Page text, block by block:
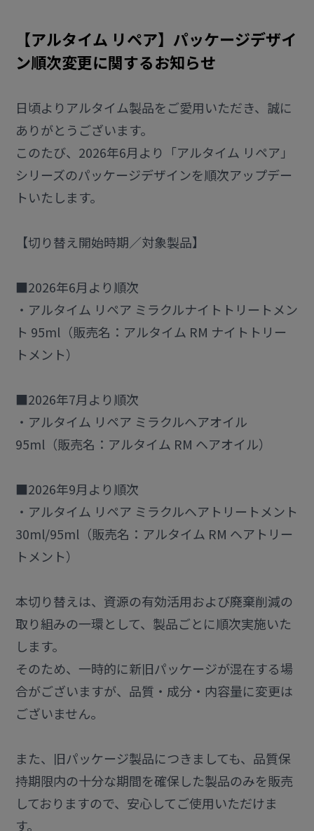
【アルタイム リペア】パッケージデザイ
ン順次変更に関するお知らせ
日頃よりアルタイム製品をご愛用いただき、誠に
ありがとうございます。
このたび、2026年6月より「アルタイム リペア」
シリーズのパッケージデザインを順次アップデー
トいたします。
【切り替え開始時期／対象製品】
■2026年6月より順次
・アルタイム リペア ミラクルナイトトリートメン
ト 95ml（販売名：アルタイム RM ナイトトリー
トメント）
■2026年7月より順次
・アルタイム リペア ミラクルヘアオイル
95ml（販売名：アルタイム RM ヘアオイル）
■2026年9月より順次
・アルタイム リペア ミラクルヘアトリートメント
30ml/95ml（販売名：アルタイム RM ヘアトリー
トメント）
本切り替えは、資源の有効活用および廃棄削減の
取り組みの一環として、製品ごとに順次実施いた
します。
そのため、一時的に新旧パッケージが混在する場
合がございますが、品質・成分・内容量に変更は
ございません。
また、旧パッケージ製品につきましても、品質保
持期限内の十分な期間を確保した製品のみを販売
しておりますので、安心してご使用いただけま
す。